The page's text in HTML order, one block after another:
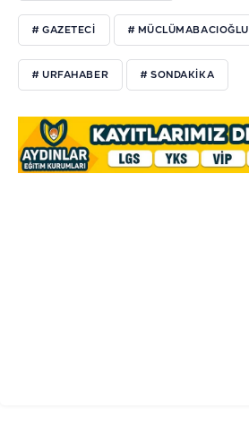
# GAZETECI # MÜCLÜMABACIOĞLU
# URFAHABER # SONDAKIKA